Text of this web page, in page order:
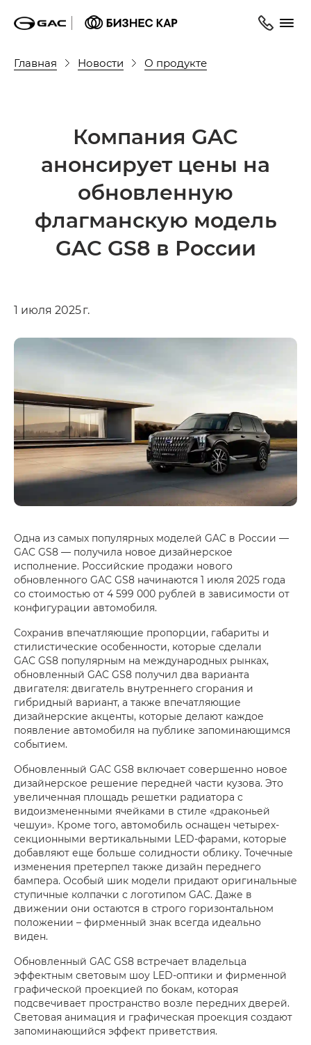
Главная Новости О продукте
Компания GAC
анонсирует цены на
обновленную
флагманскую модель
GAC GS8 в России
1 июля 2025 г.
Одна из самых популярных моделей GAC в России —
GAC GS8 — получила новое дизайнерское
исполнение. Российские продажи нового
обновленного GAC GS8 начинаются 1 июля 2025 года
со стоимостью от 4 599 000 рублей в зависимости от
конфигурации автомобиля.
Сохранив впечатляющие пропорции, габариты и
стилистические особенности, которые сделали
GAC GS8 популярным на международных рынках,
обновленный GAC GS8 получил два варианта
двигателя: двигатель внутреннего сгорания и
гибридный вариант, а также впечатляющие
дизайнерские акценты, которые делают каждое
появление автомобиля на публике запоминающимся
событием.
Обновленный GAC GS8 включает совершенно новое
дизайнерское решение передней части кузова. Это
увеличенная площадь решетки радиатора с
видоизмененными ячейками в стиле «драконьей
чешуи». Кроме того, автомобиль оснащен четырех-
секционными вертикальными LED-фарами, которые
добавляют еще больше солидности облику. Точечные
изменения претерпел также дизайн переднего
бампера. Особый шик модели придают оригинальные
ступичные колпачки с логотипом GAC. Даже в
движении они остаются в строго горизонтальном
положении – фирменный знак всегда идеально
виден.
Обновленный GAC GS8 встречает владельца
эффектным световым шоу LED-оптики и фирменной
графической проекцией по бокам, которая
подсвечивает пространство возле передних дверей.
Световая анимация и графическая проекция создают
запоминающийся эффект приветствия.